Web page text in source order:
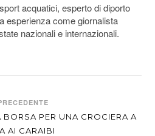
acquatici, esperto di diporto
esperienza come giornalista
nazionali e internazionali.
BORSA PER UNA CROCIERA A
AI CARAIBI